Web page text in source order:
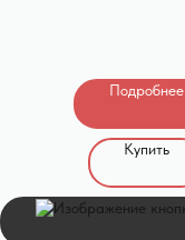
Подробнее
Купить